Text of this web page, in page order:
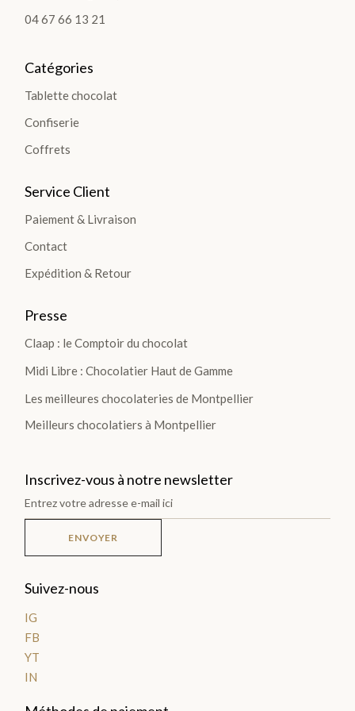
FÊT
E
PÈR
ES >
COFFRETS
de
Chocolats
Panier
Coffrets
plantation
Chocolat
Noir
04 67 66 13 21
Catégories
Tablette chocolat
Confiserie
Coffrets
Service Client
Paiement & Livraison
Contact
Expédition & Retour
Presse
Claap : le Comptoir du chocolat
Midi Libre : Chocolatier Haut de Gamme
Les meilleures chocolateries de Montpellier
Meilleurs chocolatiers à Montpellier
Inscrivez-vous à notre newsletter
ENVOYER
Suivez-nous
IG
FB
YT
IN